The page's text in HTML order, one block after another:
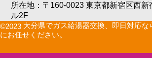
所在地：〒160-0023 東京都新宿区西新
ル2F
©2023 大分県でガス給湯器交換、即日対応な
にお任せください。